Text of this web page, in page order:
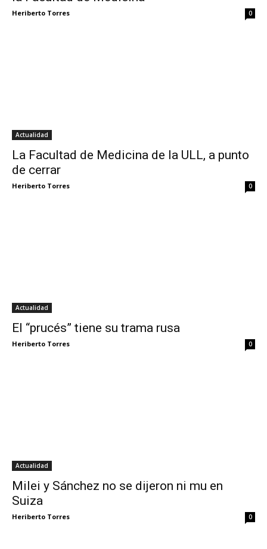
Heriberto Torres 0
Actualidad
La Facultad de Medicina de la ULL, a punto
de cerrar
Heriberto Torres 0
Actualidad
El “prucés” tiene su trama rusa
Heriberto Torres 0
Actualidad
Milei y Sánchez no se dijeron ni mu en
Suiza
Heriberto Torres 0